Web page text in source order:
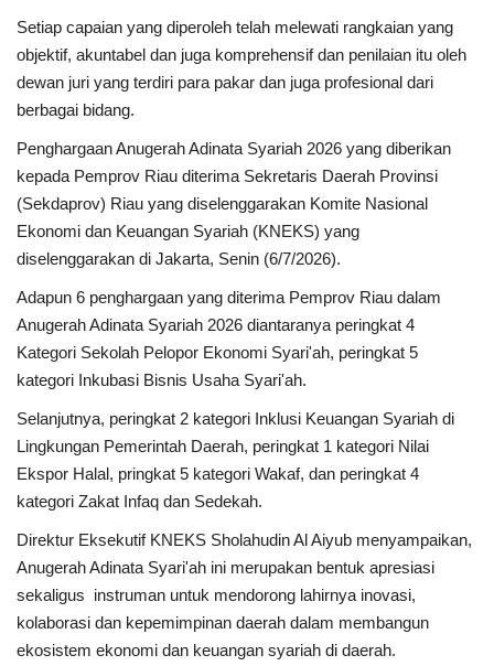
Setiap capaian yang diperoleh telah melewati rangkaian yang
objektif, akuntabel dan juga komprehensif dan penilaian itu oleh
dewan juri yang terdiri para pakar dan juga profesional dari
berbagai bidang.
Penghargaan Anugerah Adinata Syariah 2026 yang diberikan
kepada Pemprov Riau diterima Sekretaris Daerah Provinsi
(Sekdaprov) Riau yang diselenggarakan Komite Nasional
Ekonomi dan Keuangan Syariah (KNEKS) yang
diselenggarakan di Jakarta, Senin (6/7/2026).
Adapun 6 penghargaan yang diterima Pemprov Riau dalam
Anugerah Adinata Syariah 2026 diantaranya peringkat 4
Kategori Sekolah Pelopor Ekonomi Syari'ah, peringkat 5
kategori Inkubasi Bisnis Usaha Syari'ah.
Selanjutnya, peringkat 2 kategori Inklusi Keuangan Syariah di
Lingkungan Pemerintah Daerah, peringkat 1 kategori Nilai
Ekspor Halal, pringkat 5 kategori Wakaf, dan peringkat 4
kategori Zakat Infaq dan Sedekah.
Direktur Eksekutif KNEKS Sholahudin Al Aiyub menyampaikan,
Anugerah Adinata Syari'ah ini merupakan bentuk apresiasi
sekaligus instruman untuk mendorong lahirnya inovasi,
kolaborasi dan kepemimpinan daerah dalam membangun
ekosistem ekonomi dan keuangan syariah di daerah.